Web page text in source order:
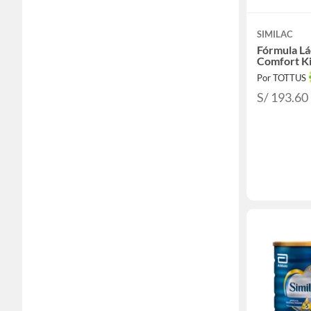
SIMILAC
Fórmula
Comfort
Por TOTTUS
S/ 193.60